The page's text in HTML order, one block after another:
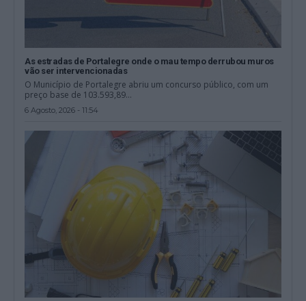
As estradas de Portalegre onde o mau tempo derrubou muros
vão ser intervencionadas
O Município de Portalegre abriu um concurso público, com um
preço base de 103.593,89...
6 Agosto, 2026 - 11:54